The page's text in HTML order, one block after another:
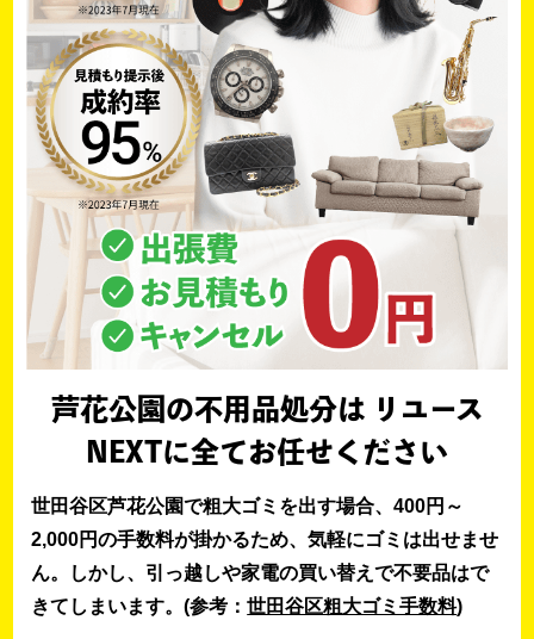
芦花公園の不用品処分は リユース
NEXTに全てお任せください
世田谷区芦花公園で粗大ゴミを出す場合、400円～
2,000円の手数料が掛かるため、気軽にゴミは出せませ
ん。しかし、引っ越しや家電の買い替えで不要品はで
きてしまいます。(参考：世田谷区粗大ゴミ手数料)